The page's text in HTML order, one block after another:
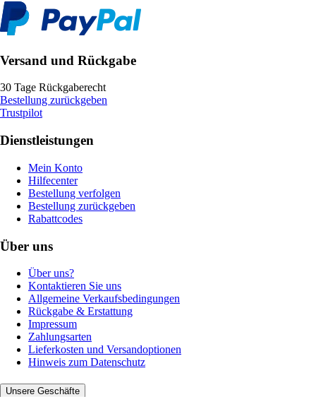
Versand und Rückgabe
30 Tage Rückgaberecht
Bestellung zurückgeben
Trustpilot
Dienstleistungen
Mein Konto
Hilfecenter
Bestellung verfolgen
Bestellung zurückgeben
Rabattcodes
Über uns
Über uns?
Kontaktieren Sie uns
Allgemeine Verkaufsbedingungen
Rückgabe & Erstattung
Impressum
Zahlungsarten
Lieferkosten und Versandoptionen
Hinweis zum Datenschutz
Unsere Geschäfte